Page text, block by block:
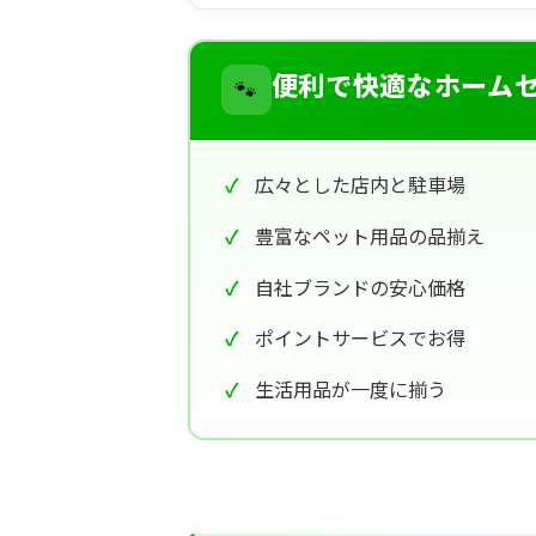
🐾 便利で快適なホーム
広々とした店内と駐車場
豊富なペット用品の品揃え
自社ブランドの安心価格
ポイントサービスでお得
生活用品が一度に揃う